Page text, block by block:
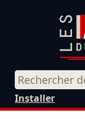
Installer